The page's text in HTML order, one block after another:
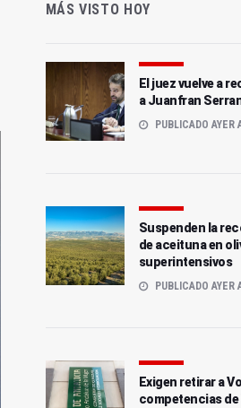
MÁS VISTO HOY
El juez vuelve a
a Juanfran
PUBLICADO AYER
Suspenden la
de aceituna en
superintensivos
PUBLICADO AYER
Exigen retirar a
competencias de